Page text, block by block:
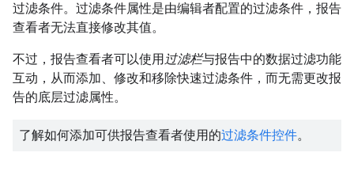
过滤条件。过滤条件属性是由编辑者配置的过滤条件，报告
查看者无法直接修改其值。
不过，报告查看者可以使用过滤栏与报告中的数据过滤功能
互动，从而添加、修改和移除快速过滤条件，而无需更改报
告的底层过滤属性。
了解如何添加可供报告查看者使用的过滤条件控件。